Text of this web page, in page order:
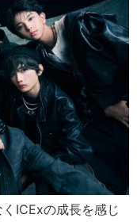
ICExの成長を感じ